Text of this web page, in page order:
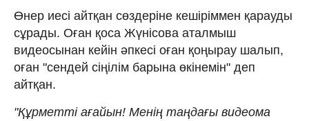
Өнер иесі айтқан сөздеріне кешіріммен қарауды
сұрады. Оған қоса Жүнісова аталмыш
видеосынан кейін әпкесі оған қоңырау шалып,
оған "сендей сіңілім барына өкінемін" деп
айтқан.
"Құрметті ағайын! Менің таңдағы видеома